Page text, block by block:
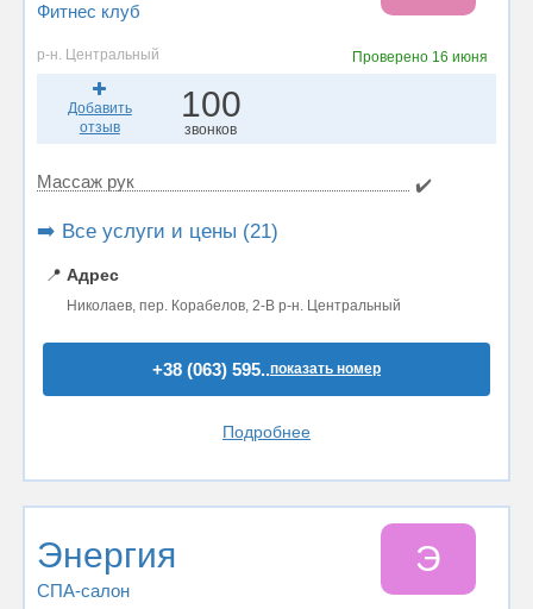
Фитнес клуб
р-н. Центральный Проверено 16 июня
Добавить
отзыв
100
звонков
Массаж рук ✔️
➡️ Все услуги и цены (21)
📍 Адрес
Николаев, пер. Корабелов, 2-В р-н. Центральный
+38 (063) 595..показать номер
Подробнее
Энергия
СПА-салон
Э